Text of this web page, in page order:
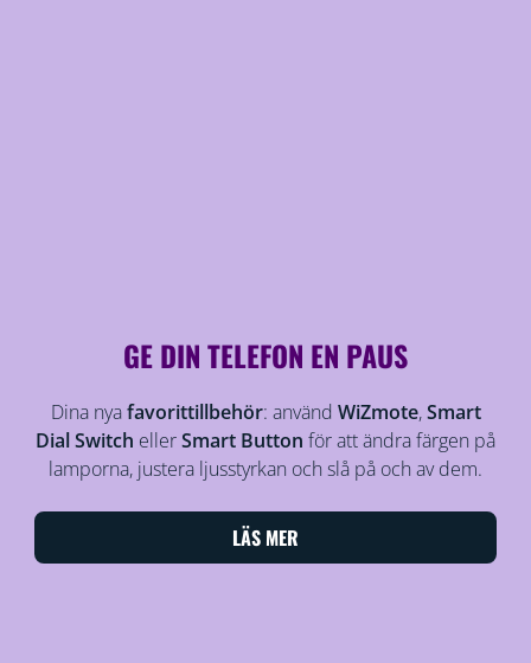
GE DIN TELEFON EN PAUS
Dina nyafavorittillbehör: använd WiZmote,Smart
Dial Switch ellerSmart Button för att ändra färgen på
lamporna, justera ljusstyrkan och slå på och av dem.
LÄS MER